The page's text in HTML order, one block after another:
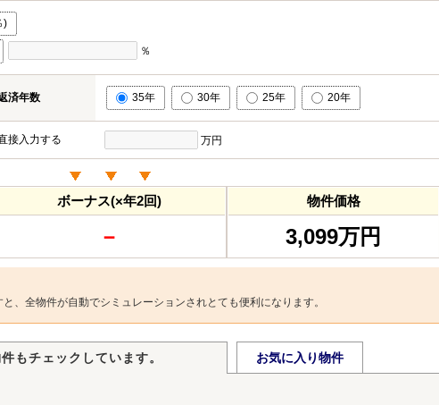
)
％
済年数 35年 30年 25年 20年
接入力する 万円
ボーナス(×年2回)
－
物件価格
3,099万円
、全物件が自動でシミュレーションされとても便利になります。
もチェックしています。 お気に入り物件